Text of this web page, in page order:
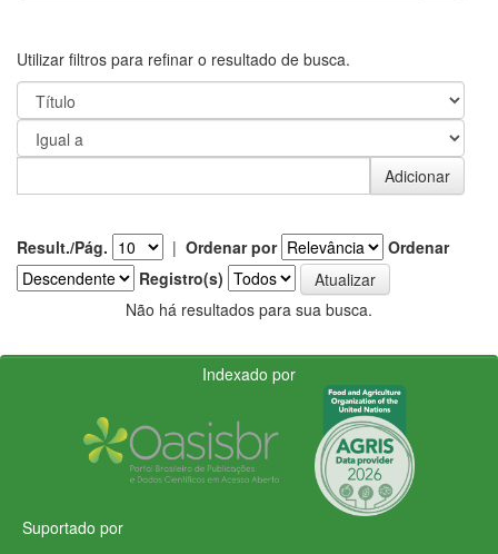
Utilizar filtros para refinar o resultado de busca.
Result./Pág. | Ordenar por
Ordenar
Registro(s)
Não há resultados para sua busca.
Indexado por
Suportado por